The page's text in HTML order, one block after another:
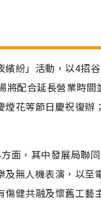
繽紛」活動，以4招
將配合延長營業時
煙花等節日慶祝復
方面，其中發展局
及無人機表演，以
傷健共融及懷舊工